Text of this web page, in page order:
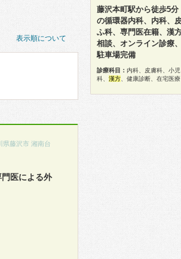
表示順について
県藤沢市 湘南台
医による外
藤沢本町駅から徒歩5分
の循環器内科、内科、
ふ科、専門医在籍、漢
相談、オンライン診療、
駐車場完備
診療科目： 内科、皮膚科、小児
科、 漢方 、健康診断、在宅医療